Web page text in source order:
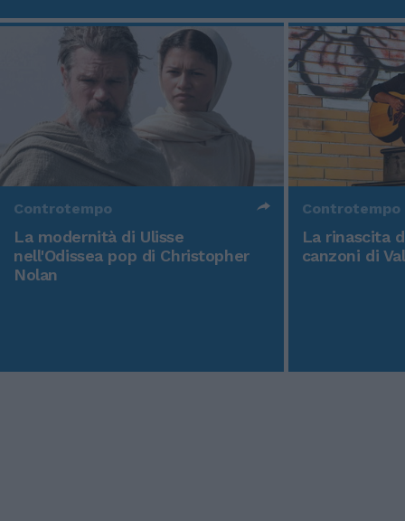
Controtempo
La modernità di Ulisse
nell'Odissea pop di Christopher
Nolan
Controtempo
La rinascita
canzoni di